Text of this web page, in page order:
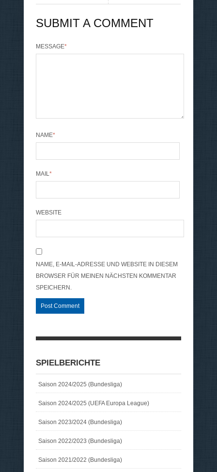
SUBMIT A COMMENT
MESSAGE*
NAME*
MAIL *
WEBSITE
NAME, E-MAIL-ADRESSE UND WEBSITE IN DIESEM
BROWSER FÜR MEINEN NÄCHSTEN KOMMENTAR
SPEICHERN.
SPIELBERICHTE
Saison 2024/2025 (Bundesliga)
Saison 2024/2025 (UEFA Europa League)
Saison 2023/2024 (Bundesliga)
Saison 2022/2023 (Bundesliga)
Saison 2021/2022 (Bundesliga)